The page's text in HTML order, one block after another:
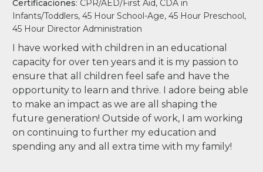
Certificaciones: CPR/AED/First Aid, CDA in
Infants/Toddlers, 45 Hour School-Age, 45 Hour Preschool,
45 Hour Director Administration
I have worked with children in an educational
capacity for over ten years and it is my passion to
ensure that all children feel safe and have the
opportunity to learn and thrive. I adore being able
to make an impact as we are all shaping the
future generation! Outside of work, I am working
on continuing to further my education and
spending any and all extra time with my family!